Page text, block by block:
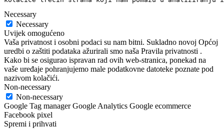
Necessary
Necessary
Uvijek omogućeno
Vaša privatnost i osobni podaci su nam bitni. Sukladno novoj Općoj
uredbi o zaštiti podataka ažurirali smo naša Pravila privatnosti .
Kako bi se osigurao ispravan rad ovih web-stranica, ponekad na
vaše uređaje pohranjujemo male podatkovne datoteke poznate pod
nazivom kolačići.
Non-necessary
Non-necessary
Google Tag manager Google Analytics Google ecommerce
Facebook pixel
Spremi i prihvati